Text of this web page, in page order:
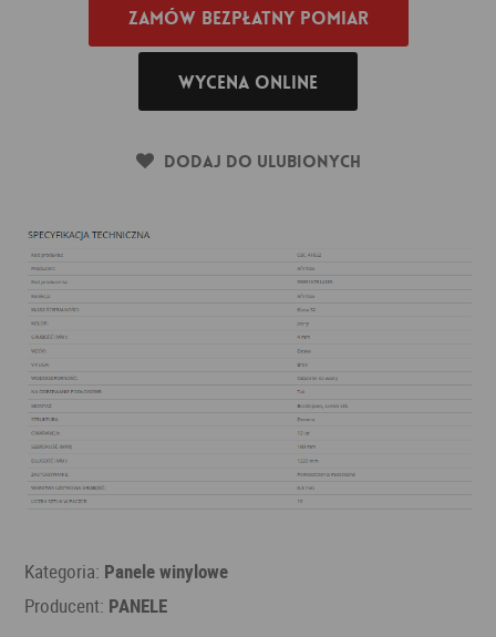
Zamów bezpłatny pomiar
Wycena online
Dodaj do ulubionych
Kategoria: Panele winylowe
Producent: PANELE